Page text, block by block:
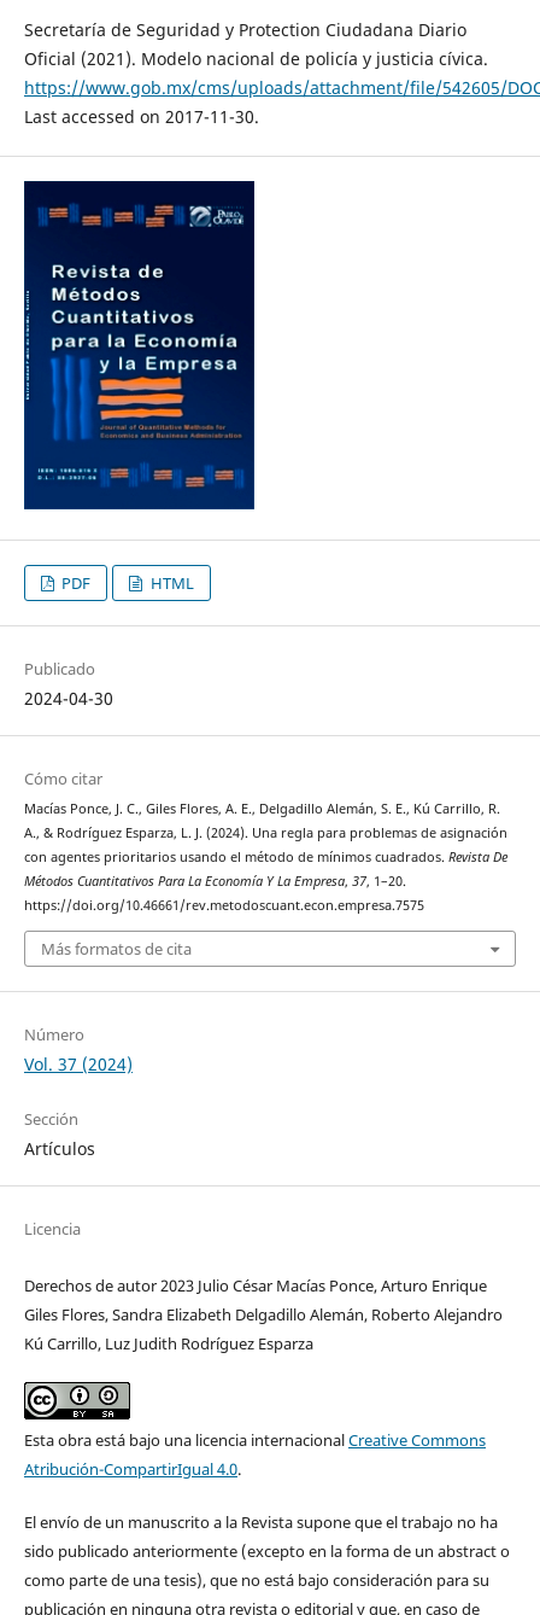
Secretaría de Seguridad y Protection Ciudadana Diario
Oficial (2021). Modelo nacional de policía y justicia cívica.
https://www.gob.mx/cms/uploads/attachment/file/542605/
Last accessed on 2017-11-30.
PDF HTML
Publicado
2024-04-30
Cómo citar
Macías Ponce, J. C., Giles Flores, A. E., Delgadillo Alemán, S. E., Kú Carrillo, R.
A., & Rodríguez Esparza, L. J. (2024). Una regla para problemas de asignación
con agentes prioritarios usando el método de mínimos cuadrados. Revista De
Métodos Cuantitativos Para La Economía Y La Empresa, 37, 1–20.
https://doi.org/10.46661/rev.metodoscuant.econ.empresa.7575
Más formatos de cita
Número
Vol. 37 (2024)
Sección
Artículos
Licencia
Derechos de autor 2023 Julio César Macías Ponce, Arturo Enrique
Giles Flores, Sandra Elizabeth Delgadillo Alemán, Roberto Alejandro
Kú Carrillo, Luz Judith Rodríguez Esparza
Esta obra está bajo una licencia internacionalCreative Commons
Atribución-CompartirIgual 4.0.
El envío de un manuscrito a la Revista supone que el trabajo no ha
sido publicado anteriormente (excepto en la forma de un abstract o
como parte de una tesis), que no está bajo consideración para su
publicación en ninguna otra revista o editorial y que, en caso de